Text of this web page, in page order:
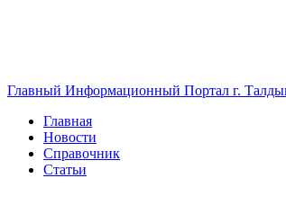
Главный Информационный Портал г.
Главная
Новости
Справочник
Статьи